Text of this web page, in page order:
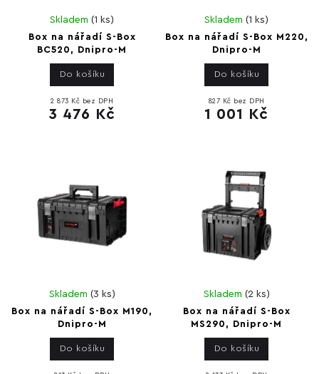
Box na nářadí S-Box
BC520, Dnipro-M
Skladem(1 ks)
2 873 Kč bez DPH
3 476 Kč
Do košíku
Box na nářadí S-Box M220,
Dnipro-M
Skladem(1 ks)
827 Kč bez DPH
1 001 Kč
Do košíku
Box na nářadí S-Box M190,
Dnipro-M
Skladem (3 ks)
Do košíku
Box na nářadí S-Box
MS290, Dnipro-M
Skladem (2 ks)
Do košíku